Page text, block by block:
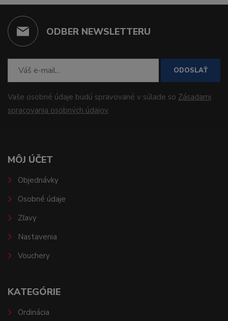
ODBER NEWSLETTERU
ODOSLAŤ
Vaše osobné údaje budú spravované v súlade so Zásadami
spracovania osobných údajov.
MÔJ ÚČET
Objednávky
Osobné údaje
Zľavy
Nastavenia
Vouchery
KATEGÓRIE
Ordinácia